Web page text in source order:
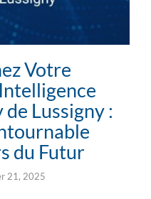
Votre
Lussigny :
du Futur
21, 2025